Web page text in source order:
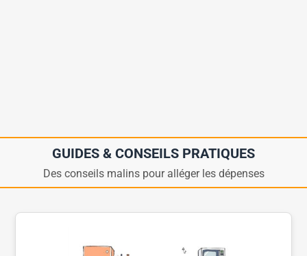
GUIDES & CONSEILS PRATIQUES
Des conseils malins pour alléger les dépenses